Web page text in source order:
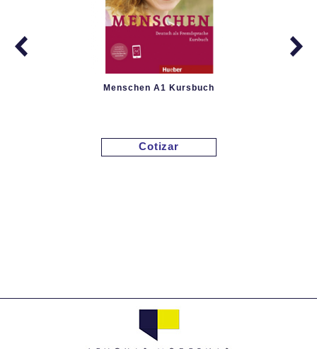
Menschen A1 Kursbuch
Cotizar
Menschen A1